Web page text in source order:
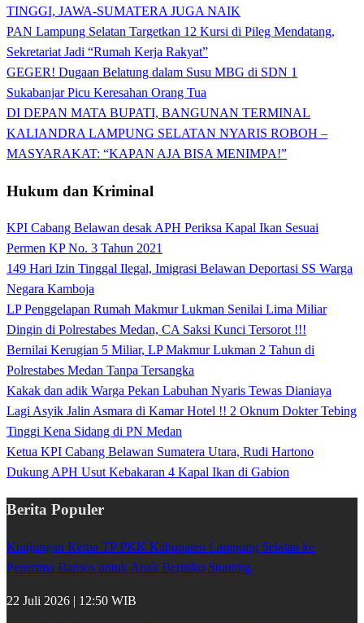
TINGGI, JAWA-SUMATERA JUGA NAIK
PAN Lampung Selatan Targetkan 12 Kursi di Pileg Mendatang,
Sekretariat Jadi “Rumah Kerja Rakyat”
GEGER! Dugaan Belatung dalam Susu MBG di SDN 1
Sukabanjar Picu Keresahan Orang Tua
DI DEPAN MATA BUPATI, BANGUNAN TERMINAL
KALIANDRA LAMPUNG SELATAN NYARIS ROBOH –
MASYARAKAT: “KAPAN AJA BISA MENIMPA!”
Hukum dan Kriminal
KPI Cabang Belawan desak APH Periksa Kapal Ikan Sesuai
Permen KP No. 3 Tahun 2021
149 Hari Izin Tinggal Ilegal, Imigrasi Belawan Deportasi SS Warga
Negara Kamboja
LP Penggelapan Rumah Makmur Lukman Senilai Lima Miliar
Dingin di Polrestabes Medan, CA Saksi Kunci Tersorot !!!
Bernilai Kerugian 5 Miliar, LP Makmur Lukman 2 Tahun di
Polrestabes Medan Tanpa Tersangka
Kakak dan adik Warga Pekan Labuhan Nyaris Tewas Dianiaya
Lagi Asyik Jalin Asmara di Kamar Hotel !! 2 Oknum Dokter Tebing
Tinggi Kena Sidang di PN Medan
Ketua KPI Cabang Belawan Sumatera Utara, Rudi Hartono
Dukung APH Usut Kebakaran 4 Kapal Ikan di Gabion
Berita Populer
Kunjungan Ketua TP PKK Kabupaten Lampung Selatan ke
Penerima Bansos untuk Anak Berisiko Stunting
22 Juli 2026 | 12:50 WIB